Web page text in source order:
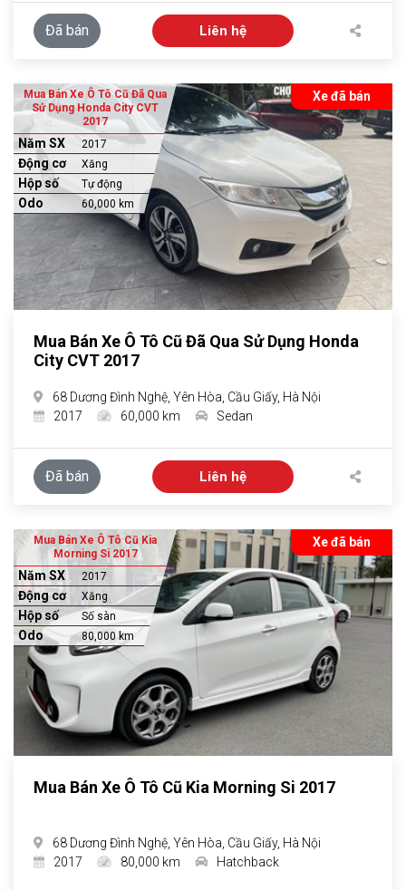
Đã bán Liên hệ
Xe đã bán
Mua Bán Xe Ô Tô Cũ Đã Qua
Sử Dụng Honda City CVT
2017
Năm SX 2017
Động cơ Xăng
Hộp số Tự động
Odo 60,000 km
Mua Bán Xe Ô Tô Cũ Đã Qua Sử Dụng Honda
City CVT 2017
68 Dương Đình Nghệ, Yên Hòa, Cầu Giấy, Hà Nội
2017
60,000 km Sedan
Đã bán Liên hệ
Xe đã bán
Mua Bán Xe Ô Tô Cũ Kia
Morning Si 2017
Năm SX 2017
Động cơ Xăng
Hộp số Số sàn
Odo 80,000 km
Mua Bán Xe Ô Tô Cũ Kia Morning Si 2017
68 Dương Đình Nghệ, Yên Hòa, Cầu Giấy, Hà Nội
2017
80,000 km Hatchback